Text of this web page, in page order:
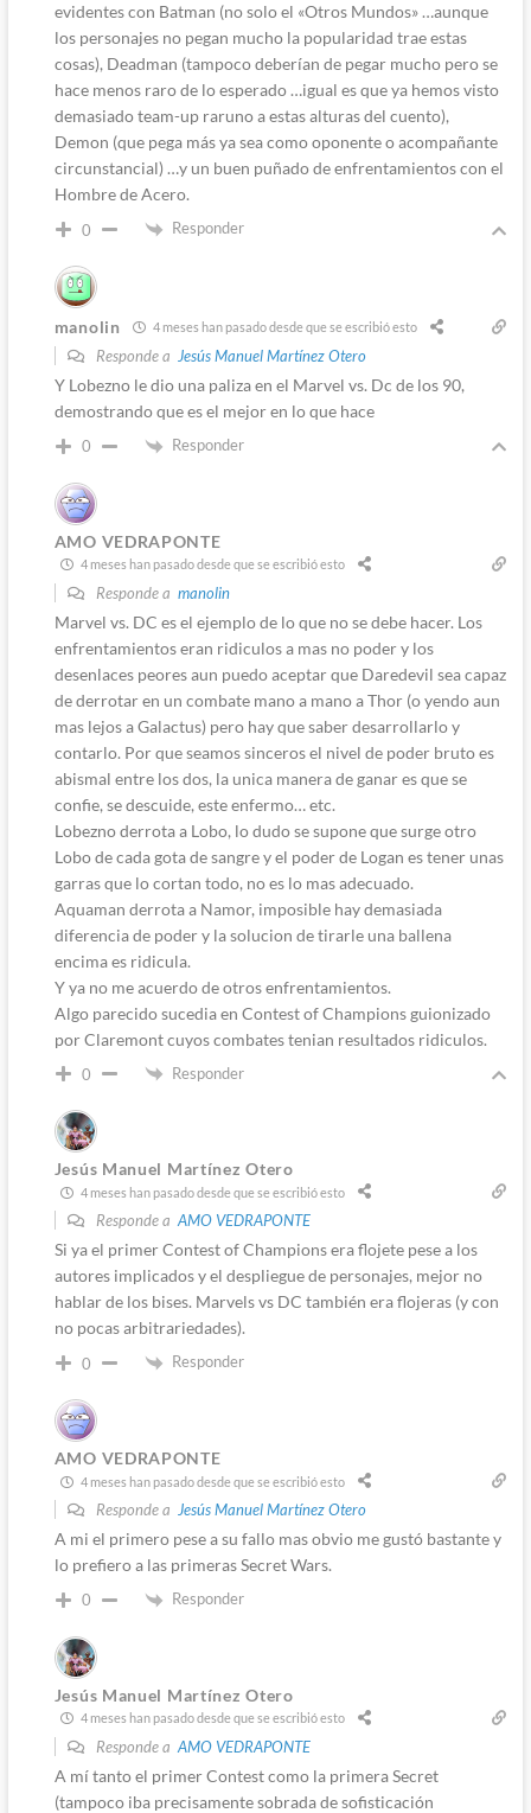
evidentes con Batman (no solo el «Otros Mundos» …aunque
los personajes no pegan mucho la popularidad trae estas
cosas), Deadman (tampoco deberían de pegar mucho pero se
hace menos raro de lo esperado …igual es que ya hemos visto
demasiado team-up raruno a estas alturas del cuento),
Demon (que pega más ya sea como oponente o acompañante
circunstancial) …y un buen puñado de enfrentamientos con el
Hombre de Acero.
0 Responder
manolin 4 meses han pasado desde que se escribió esto
Responde a Jesús Manuel Martínez Otero
Y Lobezno le dio una paliza en el Marvel vs. Dc de los 90,
demostrando que es el mejor en lo que hace
0 Responder
AMO VEDRAPONTE
4 meses han pasado desde que se escribió esto
Responde a manolin
Marvel vs. DC es el ejemplo de lo que no se debe hacer. Los
enfrentamientos eran ridiculos a mas no poder y los
desenlaces peores aun puedo aceptar que Daredevil sea capaz
de derrotar en un combate mano a mano a Thor (o yendo aun
mas lejos a Galactus) pero hay que saber desarrollarlo y
contarlo. Por que seamos sinceros el nivel de poder bruto es
abismal entre los dos, la unica manera de ganar es que se
confie, se descuide, este enfermo… etc.
Lobezno derrota a Lobo, lo dudo se supone que surge otro
Lobo de cada gota de sangre y el poder de Logan es tener unas
garras que lo cortan todo, no es lo mas adecuado.
Aquaman derrota a Namor, imposible hay demasiada
diferencia de poder y la solucion de tirarle una ballena
encima es ridicula.
Y ya no me acuerdo de otros enfrentamientos.
Algo parecido sucedia en Contest of Champions guionizado
por Claremont cuyos combates tenian resultados ridiculos.
0 Responder
Jesús Manuel Martínez Otero
4 meses han pasado desde que se escribió esto
Responde aAMO VEDRAPONTE
Si ya el primer Contest of Champions era flojete pese a los
autores implicados y el despliegue de personajes, mejor no
hablar de los bises. Marvels vs DC también era flojeras (y con
no pocas arbitrariedades).
0 Responder
AMO VEDRAPONTE
4 meses han pasado desde que se escribió esto
Responde a Jesús Manuel Martínez Otero
A mi el primero pese a su fallo mas obvio me gustó bastante y
lo prefiero a las primeras Secret Wars.
0 Responder
Jesús Manuel Martínez Otero
4 meses han pasado desde que se escribió esto
Responde a AMO VEDRAPONTE
A mí tanto el primer Contest como la primera Secret
(tampoco iba precisamente sobrada de sofisticación